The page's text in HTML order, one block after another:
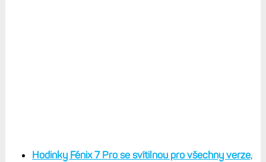
Hodinky Fénix 7 Pro se svítilnou pro všechny verze,